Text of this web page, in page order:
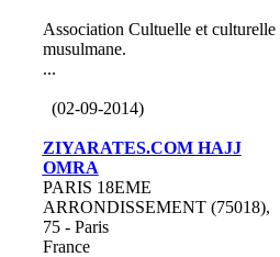
Association Cultuelle et culturelle
musulmane.
...
(02-09-2014)
ZIYARATES.COM HAJJ
OMRA
PARIS 18EME
ARRONDISSEMENT (75018),
75 - Paris
France